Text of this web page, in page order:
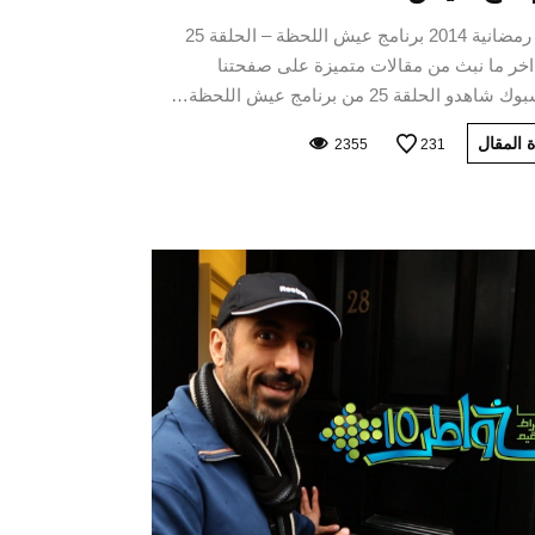
برامج رمضانية 2014 برنامج عيش اللحظة – الحلقة 25
اخر ما نبث من مقالات متميزة على صفحتنا
الحلقة 25 من برنامج عيش اللحظة…
المقال 231
2355